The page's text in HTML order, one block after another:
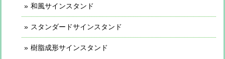
和風サインスタンド
スタンダードサインスタンド
樹脂成形サインスタンド